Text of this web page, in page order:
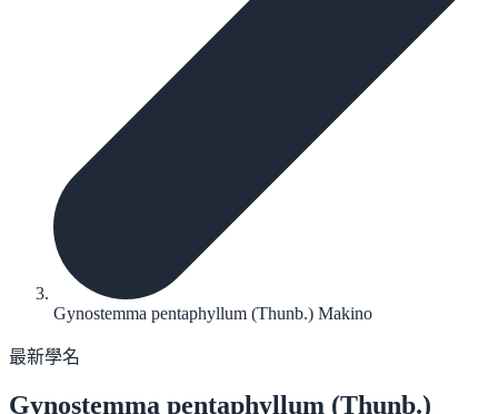
Gynostemma pentaphyllum (Thunb.) Makino
最新學名
Gynostemma pentaphyllum (Thunb.)